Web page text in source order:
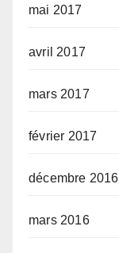
mai 2017
avril 2017
mars 2017
février 2017
décembre 2016
mars 2016